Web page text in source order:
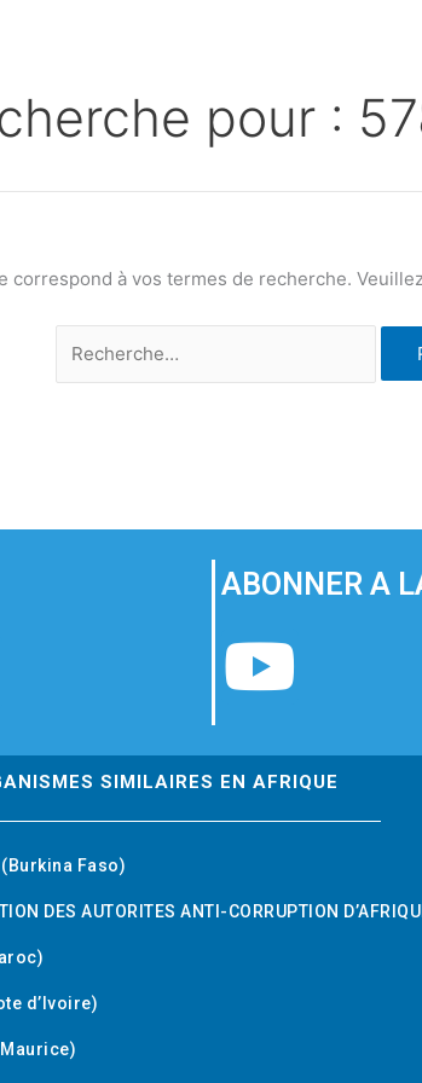
pour :
correspond à vos termes de recherche.
ABONNER A
Y
u
u
SIMILAIRES EN AFRIQUE
(Burkina Faso)
DES AUTORITES ANTI-CORRUPTION
d’Ivoire)
Maurice)